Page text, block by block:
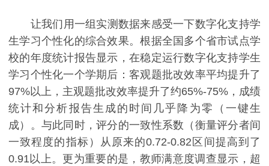
让我们用一组实测数据来感受一下数字化支持学
生学习个性化的综合效果。根据全国多个省市试点学
校的年度统计报告显示，在稳定运行数字化支持学生
学习个性化一个学期后：客观题批改效率平均提升了
97%以上，主观题批改效率提升了约65%-75%，成绩
统计和分析报告生成的时间几乎降为零（一键生
成）。与此同时，评分的一致性系数（衡量评分者间
一致程度的指标）从原来的0.72-0.82区间提高到了
0.91以上。更为重要的是，教师满意度调查显示，超